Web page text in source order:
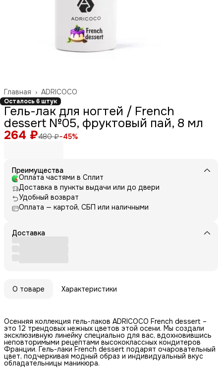
ADRICOCO
Главная ›
Осталось 6 штук
Гель-лак для ногтей / French
dessert №05, фруктовый пай, 8 мл
264 ₽480 ₽−45%
Преимущества
Оплата частями в Сплит
Доставка в пункты выдачи или до двери
Удобный возврат
Оплата — картой, СБП или наличными
Доставка
О товаре Характеристики
Осенняя коллекция гель-лаков ADRICOCO French dessert –
это 12 трендовых нежных цветов этой осени. Мы создали
эксклюзивную линейку специально для вас, вдохновившись
неповторимыми рецептами высококлассных кондитеров
Франции. Гель-лаки French dessert подарят очаровательный
цвет, подчеркивая модный образ и индивидуальный вкус
обладательницы маникюра.